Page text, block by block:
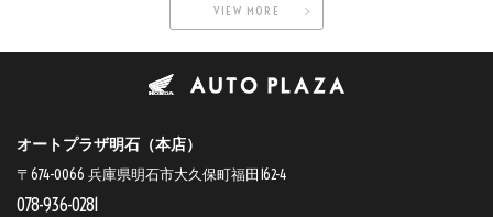
VIEW MORE
オートプラザ明石（本店）
〒674-0066 兵庫県明石市大久保町福田162-4
078-936-0281